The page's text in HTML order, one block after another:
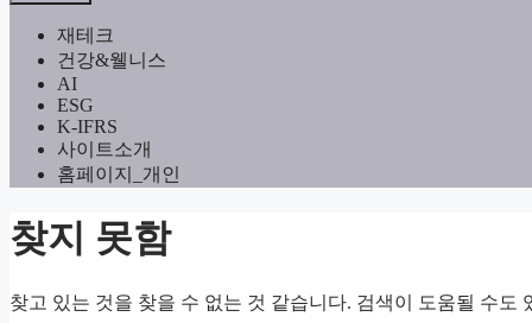
기
재테크
건강&웰니스
AI
ESG
K-IFRS
사이트소개
홈페이지_개인
찾지 못함
찾고 있는 것을 찾을 수 없는 것 같습니다. 검색이 도움될 수도